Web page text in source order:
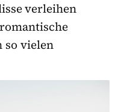
verleihen
so vielen